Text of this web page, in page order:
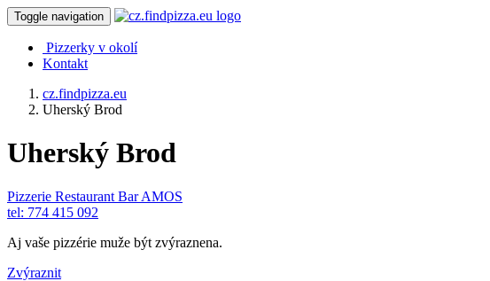
Toggle navigation
Pizzerky v okolí
Kontakt
cz.findpizza.eu
Uherský Brod
Uherský Brod
Pizzerie Restaurant Bar AMOS
tel: 774 415 092
Aj vaše pizzérie muže být zvýraznena.
Zvýraznit